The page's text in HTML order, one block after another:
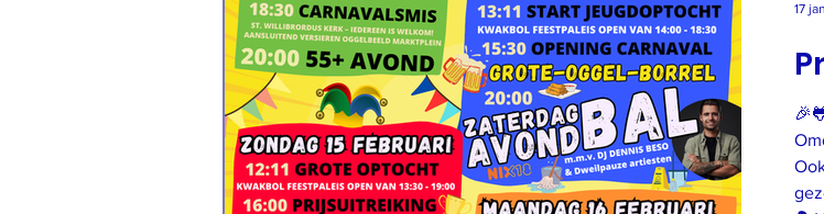
🎉🐸 Programma Oggelvorsen Carnaval
17 jan